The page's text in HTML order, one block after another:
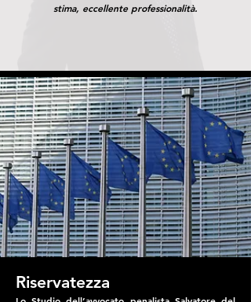
stima, eccellente professionalità.
Riservatezza